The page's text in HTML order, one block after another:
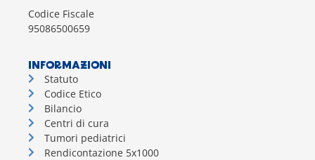
Codice Fiscale
95086500659
INFORMAZIONI
Statuto
Codice Etico
Bilancio
Centri di cura
Tumori pediatrici
Rendicontazione 5x1000